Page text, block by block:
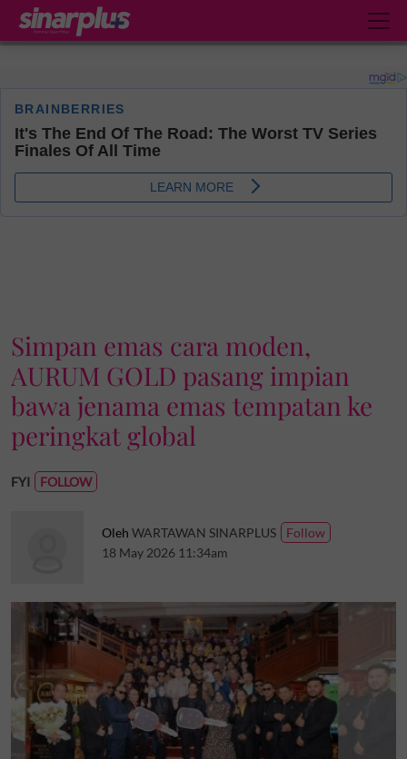
Simpan emas cara moden,
AURUM GOLD pasang impian
bawa jenama emas tempatan ke
peringkat global
FYI
Oleh WARTAWAN SINARPLUS
18 May 2026 11:34am